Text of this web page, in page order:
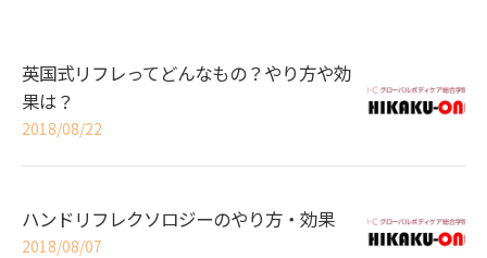
英国式リフレってどんなもの？やり方や効
果は？
2018/08/22
ハンドリフレクソロジーのやり方・効果
2018/08/07